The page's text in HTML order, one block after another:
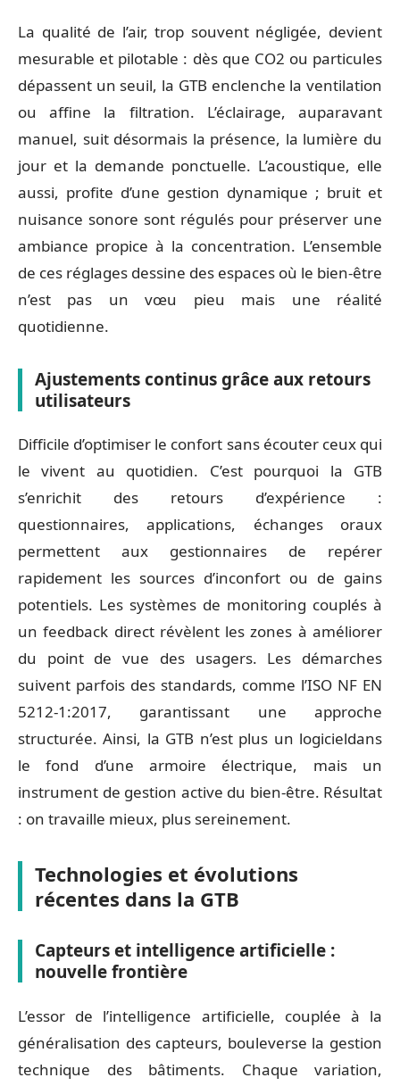
La qualité de l’air, trop souvent négligée, devient
mesurable et pilotable : dès que CO2 ou particules
dépassent un seuil, la GTB enclenche la ventilation
ou affine la filtration. L’éclairage, auparavant
manuel, suit désormais la présence, la lumière du
jour et la demande ponctuelle. L’acoustique, elle
aussi, profite d’une gestion dynamique ; bruit et
nuisance sonore sont régulés pour préserver une
ambiance propice à la concentration. L’ensemble
de ces réglages dessine des espaces où le bien-être
n’est pas un vœu pieu mais une réalité
quotidienne.
Ajustements continus grâce aux retours
utilisateurs
Difficile d’optimiser le confort sans écouter ceux qui
le vivent au quotidien. C’est pourquoi la GTB
s’enrichit des retours d’expérience :
questionnaires, applications, échanges oraux
permettent aux gestionnaires de repérer
rapidement les sources d’inconfort ou de gains
potentiels. Les systèmes de monitoring couplés à
un feedback direct révèlent les zones à améliorer
du point de vue des usagers. Les démarches
suivent parfois des standards, comme l’ISO NF EN
5212-1:2017, garantissant une approche
structurée. Ainsi, la GTB n’est plus un logicieldans
le fond d’une armoire électrique, mais un
instrument de gestion active du bien-être. Résultat
: on travaille mieux, plus sereinement.
Technologies et évolutions
récentes dans la GTB
Capteurs et intelligence artificielle :
nouvelle frontière
L’essor de l’intelligence artificielle, couplée à la
généralisation des capteurs, bouleverse la gestion
technique des bâtiments. Chaque variation,